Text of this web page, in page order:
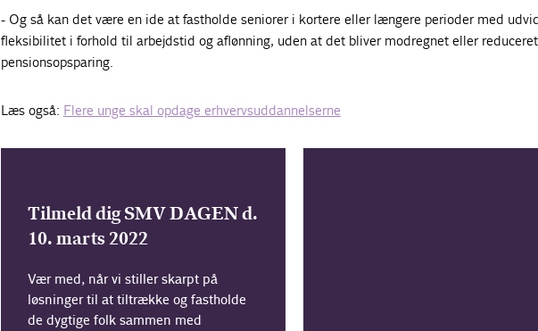
- Og så kan det være en ide at fastholde seniorer i kortere eller længere perioder med
fleksibilitet i forhold til arbejdstid og aflønning, uden at det bliver modregnet eller
pensionsopsparing.
Læs også: Flere unge skal opdage erhvervsuddannelserne
Tilmeld dig SMV DAGEN d.
10. marts 2022
Vær med, når vi stiller skarpt på
løsninger til at tiltrække og fastholde
de dygtige folk sammen med